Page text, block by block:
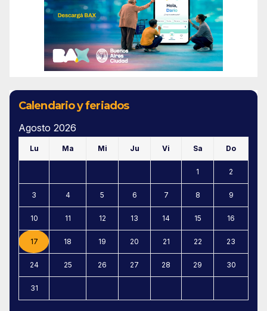
Calendario y feriados
Agosto 2026
Lu Ma Mi Ju Vi Sa Do
1 2
3 4 5 6 7 8 9
10 11 12 13 14 15 16
17 18 19 20 21 22 23
24 25 26 27 28 29 30
31